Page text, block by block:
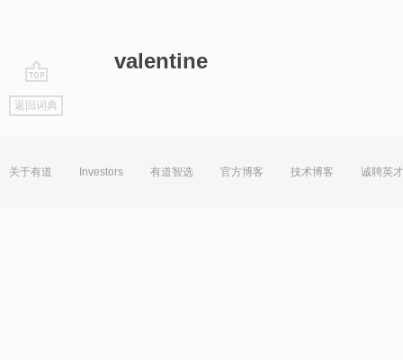
go
top
返回词典
valentine
关于有道 Investors 有道智选 官方博客 技术博客 诚聘英才